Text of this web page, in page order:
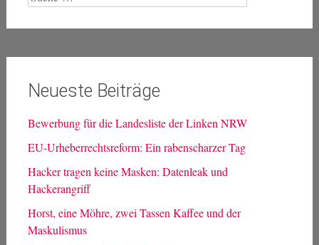
nach:
Neueste Beiträge
Bewerbung für die Landesliste der Linken NRW
EU-Urheberrechtsreform: Ein rabenscharzer Tag
Hacker tragen keine Masken: Datenleak und
Hackerangriff
Horst, eine Möhre, zwei Tassen Kaffee und der
Maskulismus